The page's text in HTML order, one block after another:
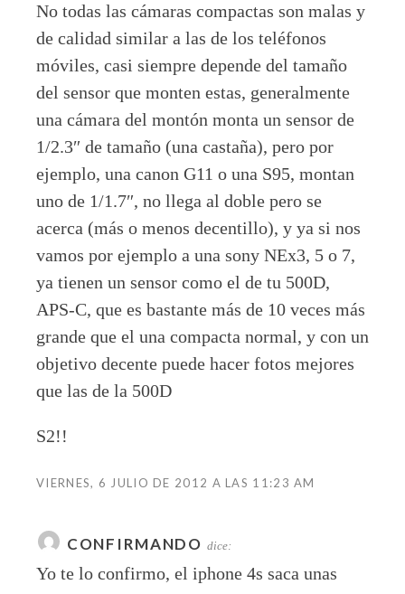
No todas las cámaras compactas son malas y
de calidad similar a las de los teléfonos
móviles, casi siempre depende del tamaño
del sensor que monten estas, generalmente
una cámara del montón monta un sensor de
1/2.3″ de tamaño (una castaña), pero por
ejemplo, una canon G11 o una S95, montan
uno de 1/1.7″, no llega al doble pero se
acerca (más o menos decentillo), y ya si nos
vamos por ejemplo a una sony NEx3, 5 o 7,
ya tienen un sensor como el de tu 500D,
APS-C, que es bastante más de 10 veces más
grande que el una compacta normal, y con un
objetivo decente puede hacer fotos mejores
que las de la 500D
S2!!
VIERNES, 6 JULIO DE 2012 A LAS 11:23 AM
CONFIRMANDO dice:
Yo te lo confirmo, el iphone 4s saca unas